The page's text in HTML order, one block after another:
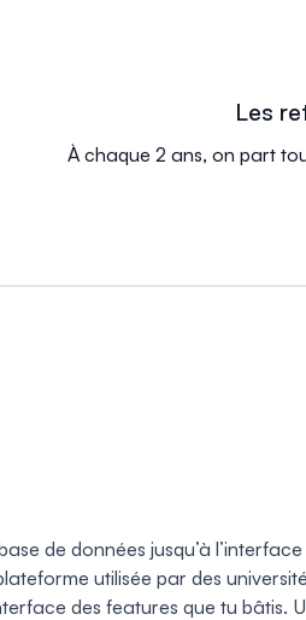
Les
À chaque 2 ans, on part
de données jusqu’à
utilisée par des
des features que tu